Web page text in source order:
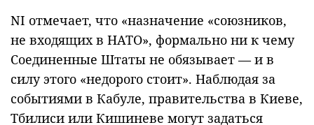
NI отмечает, что «назначение «союзников,
не входящих в НАТО», формально ни к чему
Соединенные Штаты не обязывает — и в
силу этого «недорого стоит». Наблюдая за
событиями в Кабуле, правительства в Киеве,
Тбилиси или Кишиневе могут задаться